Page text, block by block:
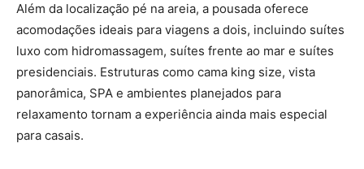
Além da localização pé na areia, a pousada oferece
acomodações ideais para viagens a dois, incluindo suítes
luxo com hidromassagem, suítes frente ao mar e suítes
presidenciais. Estruturas como cama king size, vista
panorâmica, SPA e ambientes planejados para
relaxamento tornam a experiência ainda mais especial
para casais.